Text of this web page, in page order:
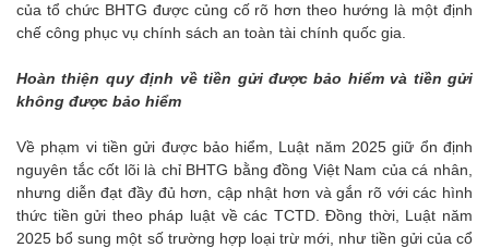
của tổ chức BHTG được củng cố rõ hơn theo hướng là một định
chế công phục vụ chính sách an toàn tài chính quốc gia.
Hoàn thiện quy định về tiền gửi được bảo hiểm và tiền gửi
không được bảo hiểm
Về phạm vi tiền gửi được bảo hiểm, Luật năm 2025 giữ ổn định
nguyên tắc cốt lõi là chỉ BHTG bằng đồng Việt Nam của cá nhân,
nhưng diễn đạt đầy đủ hơn, cập nhật hơn và gắn rõ với các hình
thức tiền gửi theo pháp luật về các TCTD. Đồng thời, Luật năm
2025 bổ sung một số trường hợp loại trừ mới, như tiền gửi của cổ